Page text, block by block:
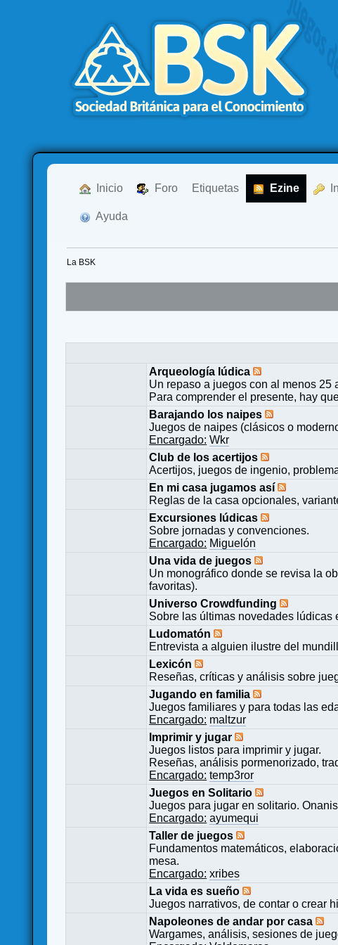
Inicio Foro Etiquetas Ezine
Ayuda
La BSK
Arqueología lúdica
Un repaso a juegos con al menos 25
Para comprender el presente, hay
Barajando los naipes
Juegos de naipes (clásicos o
Encargado: Wkr
Club de los acertijos
Acertijos, juegos de ingenio,
En mi casa jugamos así
Reglas de la casa opcionales,
Excursiones lúdicas
Sobre jornadas y convenciones.
Encargado: Miguelón
Una vida de juegos
Un monográfico donde se revisa la
favoritas).
Universo Crowdfunding
Sobre las últimas novedades lúdicas
Ludomatón
Entrevista a alguien ilustre del
Lexicón
Reseñas, críticas y análisis sobre
Jugando en familia
Juegos familiares y para todas las
Encargado: maltzur
Imprimir y jugar
Juegos listos para imprimir y jugar.
Reseñas, análisis pormenorizado,
Encargado: temp3ror
Juegos en Solitario
Juegos para jugar en solitario.
Encargado: ayumequi
Taller de juegos
Fundamentos matemáticos,
mesa.
Encargado: xribes
La vida es sueño
Juegos narrativos, de contar o crear
Napoleones de andar por casa
Wargames, análisis, sesiones de